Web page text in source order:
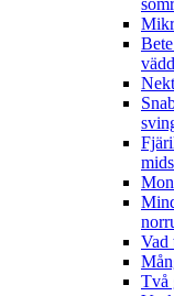
Vad
Två